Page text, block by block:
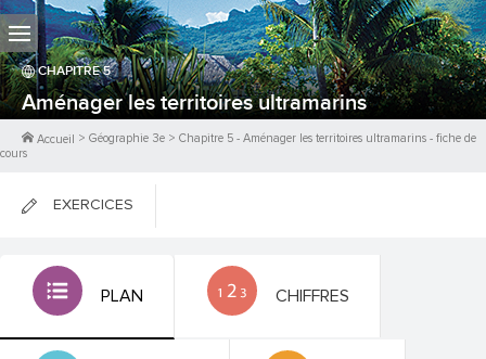
CHAPITRE5
Aménager les territoires ultramarins
Accueil > Géographie 3e > Chapitre 5 - Aménager les territoires ultramarins - fiche de
cours
EXERCICES
FICHES DE COURS
PLAN CHIFFRES